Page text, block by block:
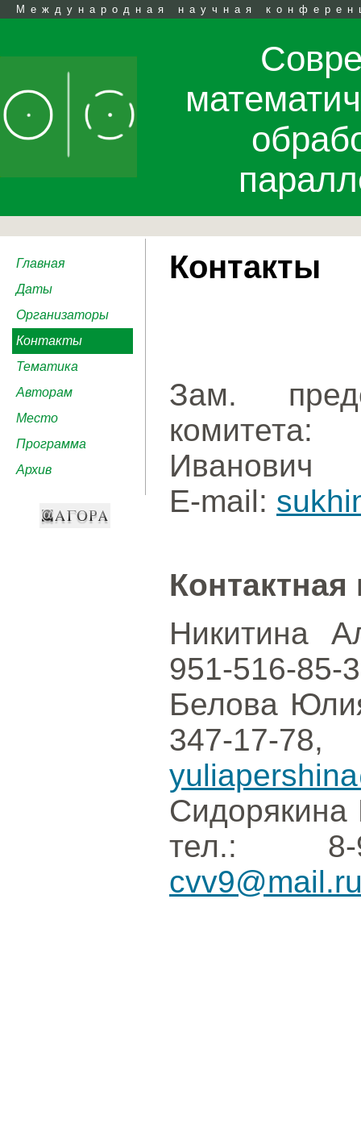
Международная научная
Главная
Даты
Организаторы
Контакты
Тематика
Авторам
Место
Программа
Архив
Контакты
Зам.
Иванович
E-mail:
Никитина
951-516-85-
Белова
347-
тел.: 8-